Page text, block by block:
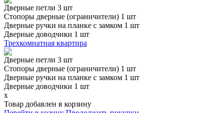
Дверные петли 3 шт
Стопоры дверные (ограничители) 1 шт
Дверные ручки на планке с замком 1 шт
Дверные доводчики 1 шт
Трехкомнатная квартира
Дверные петли 3 шт
Стопоры дверные (ограничители) 1 шт
Дверные ручки на планке с замком 1 шт
Дверные доводчики 1 шт
x
Товар добавлен в корзину